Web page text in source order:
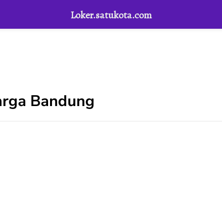
Bandung
Loker.satukota.com